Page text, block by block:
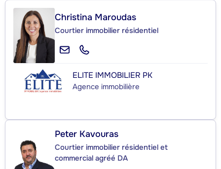
Christina Maroudas
Courtier immobilier résidentiel
ELITE IMMOBILIER PK
Agence immobilière
Peter Kavouras
Courtier immobilier résidentiel et
commercial agréé DA